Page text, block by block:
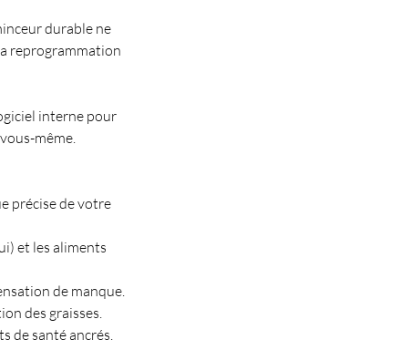
durable ne
reprogrammation
interne pour
même.
précise de votre
et les aliments
de manque.
des graisses.
de santé ancrés.